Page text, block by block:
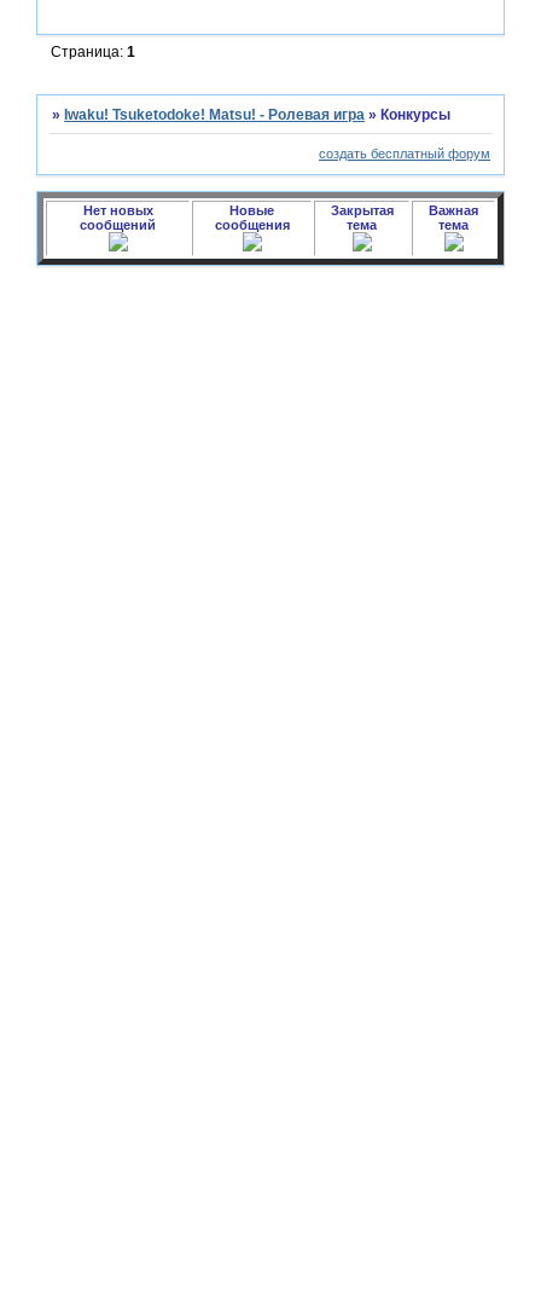
Страница:1
» Iwaku! Tsuketodoke! Matsu! - Ролевая игра » Конкурсы
создать бесплатный форум
Нет новых
сообщений
Новые
сообщения
Закрытая
тема
Важная
тема